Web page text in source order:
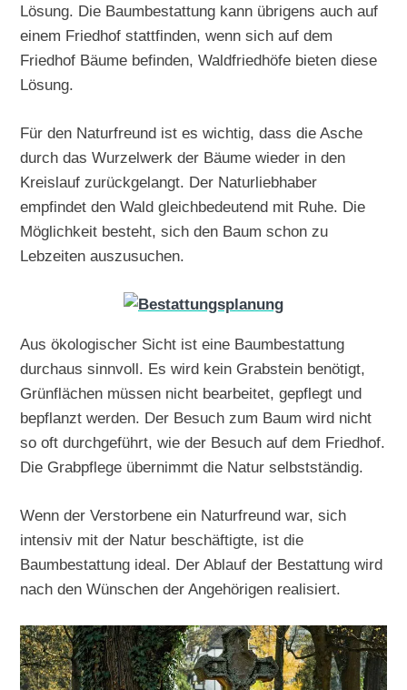
Lösung. Die Baumbestattung kann übrigens auch auf
einem Friedhof stattfinden, wenn sich auf dem
Friedhof Bäume befinden, Waldfriedhöfe bieten diese
Lösung.
Für den Naturfreund ist es wichtig, dass die Asche
durch das Wurzelwerk der Bäume wieder in den
Kreislauf zurückgelangt. Der Naturliebhaber
empfindet den Wald gleichbedeutend mit Ruhe. Die
Möglichkeit besteht, sich den Baum schon zu
Lebzeiten auszusuchen.
Aus ökologischer Sicht ist eine Baumbestattung
durchaus sinnvoll. Es wird kein Grabstein benötigt,
Grünflächen müssen nicht bearbeitet, gepflegt und
bepflanzt werden. Der Besuch zum Baum wird nicht
so oft durchgeführt, wie der Besuch auf dem Friedhof.
Die Grabpflege übernimmt die Natur selbstständig.
Wenn der Verstorbene ein Naturfreund war, sich
intensiv mit der Natur beschäftigte, ist die
Baumbestattung ideal. Der Ablauf der Bestattung wird
nach den Wünschen der Angehörigen realisiert.